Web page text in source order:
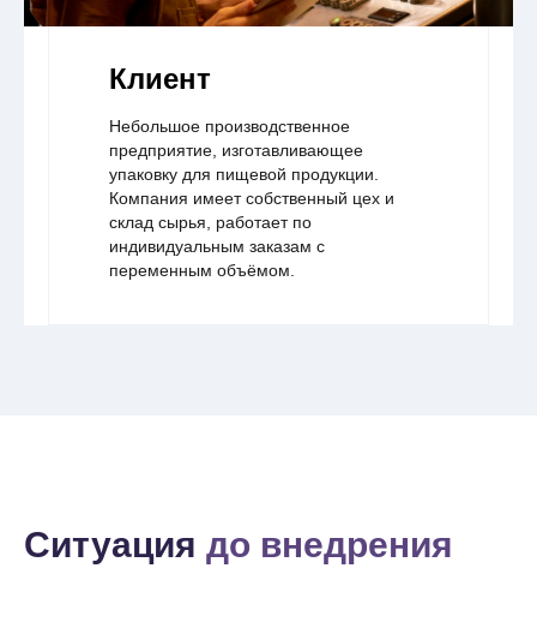
Клиент
Небольшое производственное
предприятие, изготавливающее
упаковку для пищевой продукции.
Компания имеет собственный цех и
склад сырья, работает по
индивидуальным заказам с
переменным объёмом.
Ситуация до внедрения